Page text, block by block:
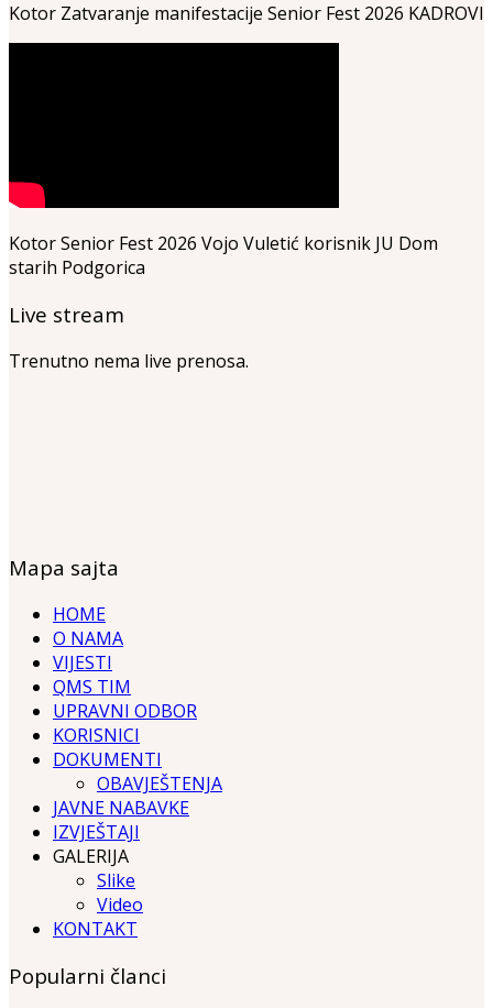
Kotor Zatvaranje manifestacije Senior Fest 2026 KADROVI
Kotor Senior Fest 2026 Vojo Vuletić korisnik JU Dom
starih Podgorica
Live stream
Trenutno nema live prenosa.
Mapa sajta
HOME
O NAMA
VIJESTI
QMS TIM
UPRAVNI ODBOR
KORISNICI
DOKUMENTI
OBAVJEŠTENJA
JAVNE NABAVKE
IZVJEŠTAJI
GALERIJA
Slike
Video
KONTAKT
Popularni članci